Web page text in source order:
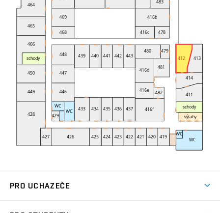
PRO UCHAZEČE